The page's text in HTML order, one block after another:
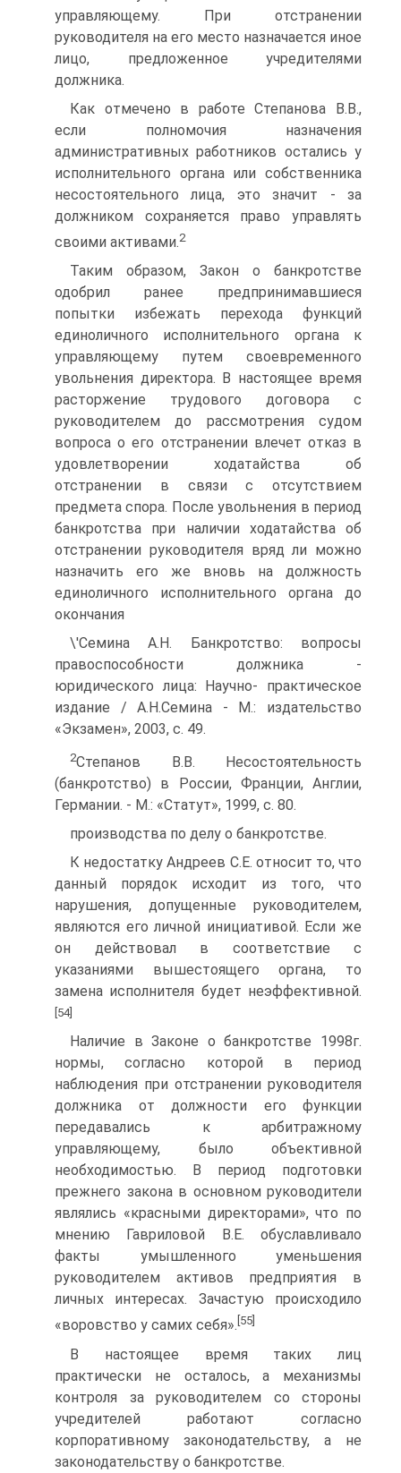
управляющему. При отстранении
руководителя на его место назначается иное
лицо, предложенное учредителями
должника.
Как отмечено в работе Степанова В.В.,
если полномочия назначения
административных работников остались у
исполнительного органа или собственника
несостоятельного лица, это значит - за
должником сохраняется право управлять
своими активами.2
Таким образом, Закон о банкротстве
одобрил ранее предпринимавшиеся
попытки избежать перехода функций
единоличного исполнительного органа к
управляющему путем своевременного
увольнения директора. В настоящее время
расторжение трудового договора с
руководителем до рассмотрения судом
вопроса о его отстранении влечет отказ в
удовлетворении ходатайства об
отстранении в связи с отсутствием
предмета спора. После увольнения в период
банкротства при наличии ходатайства об
отстранении руководителя вряд ли можно
назначить его же вновь на должность
единоличного исполнительного органа до
окончания
\'Семина А.Н. Банкротство: вопросы
правоспособности должника -
юридического лица: Научно- практическое
издание / А.Н.Семина - M.: издательство
«Экзамен», 2003, с. 49.
2Степанов В.В. Несостоятельность
(банкротство) в России, Франции, Англии,
Германии. - M.: «Статут», 1999, с. 80.
производства по делу о банкротстве.
К недостатку Андреев С.Е. относит то, что
данный порядок исходит из того, что
нарушения, допущенные руководителем,
являются его личной инициативой. Если же
он действовал в соответствие с
указаниями вышестоящего органа, то
замена исполнителя будет неэффективной.
[54]
Наличие в Законе о банкротстве 1998г.
нормы, согласно которой в период
наблюдения при отстранении руководителя
должника от должности его функции
передавались к арбитражному
управляющему, было объективной
необходимостью. В период подготовки
прежнего закона в основном руководители
являлись «красными директорами», что по
мнению Гавриловой В.Е. обуславливало
факты умышленного уменьшения
руководителем активов предприятия в
личных интересах. Зачастую происходило
«воровство у самих себя». [55]
В настоящее время таких лиц
практически не осталось, а механизмы
контроля за руководителем со стороны
учредителей работают согласно
корпоративному законодательству, а не
законодательству о банкротстве.